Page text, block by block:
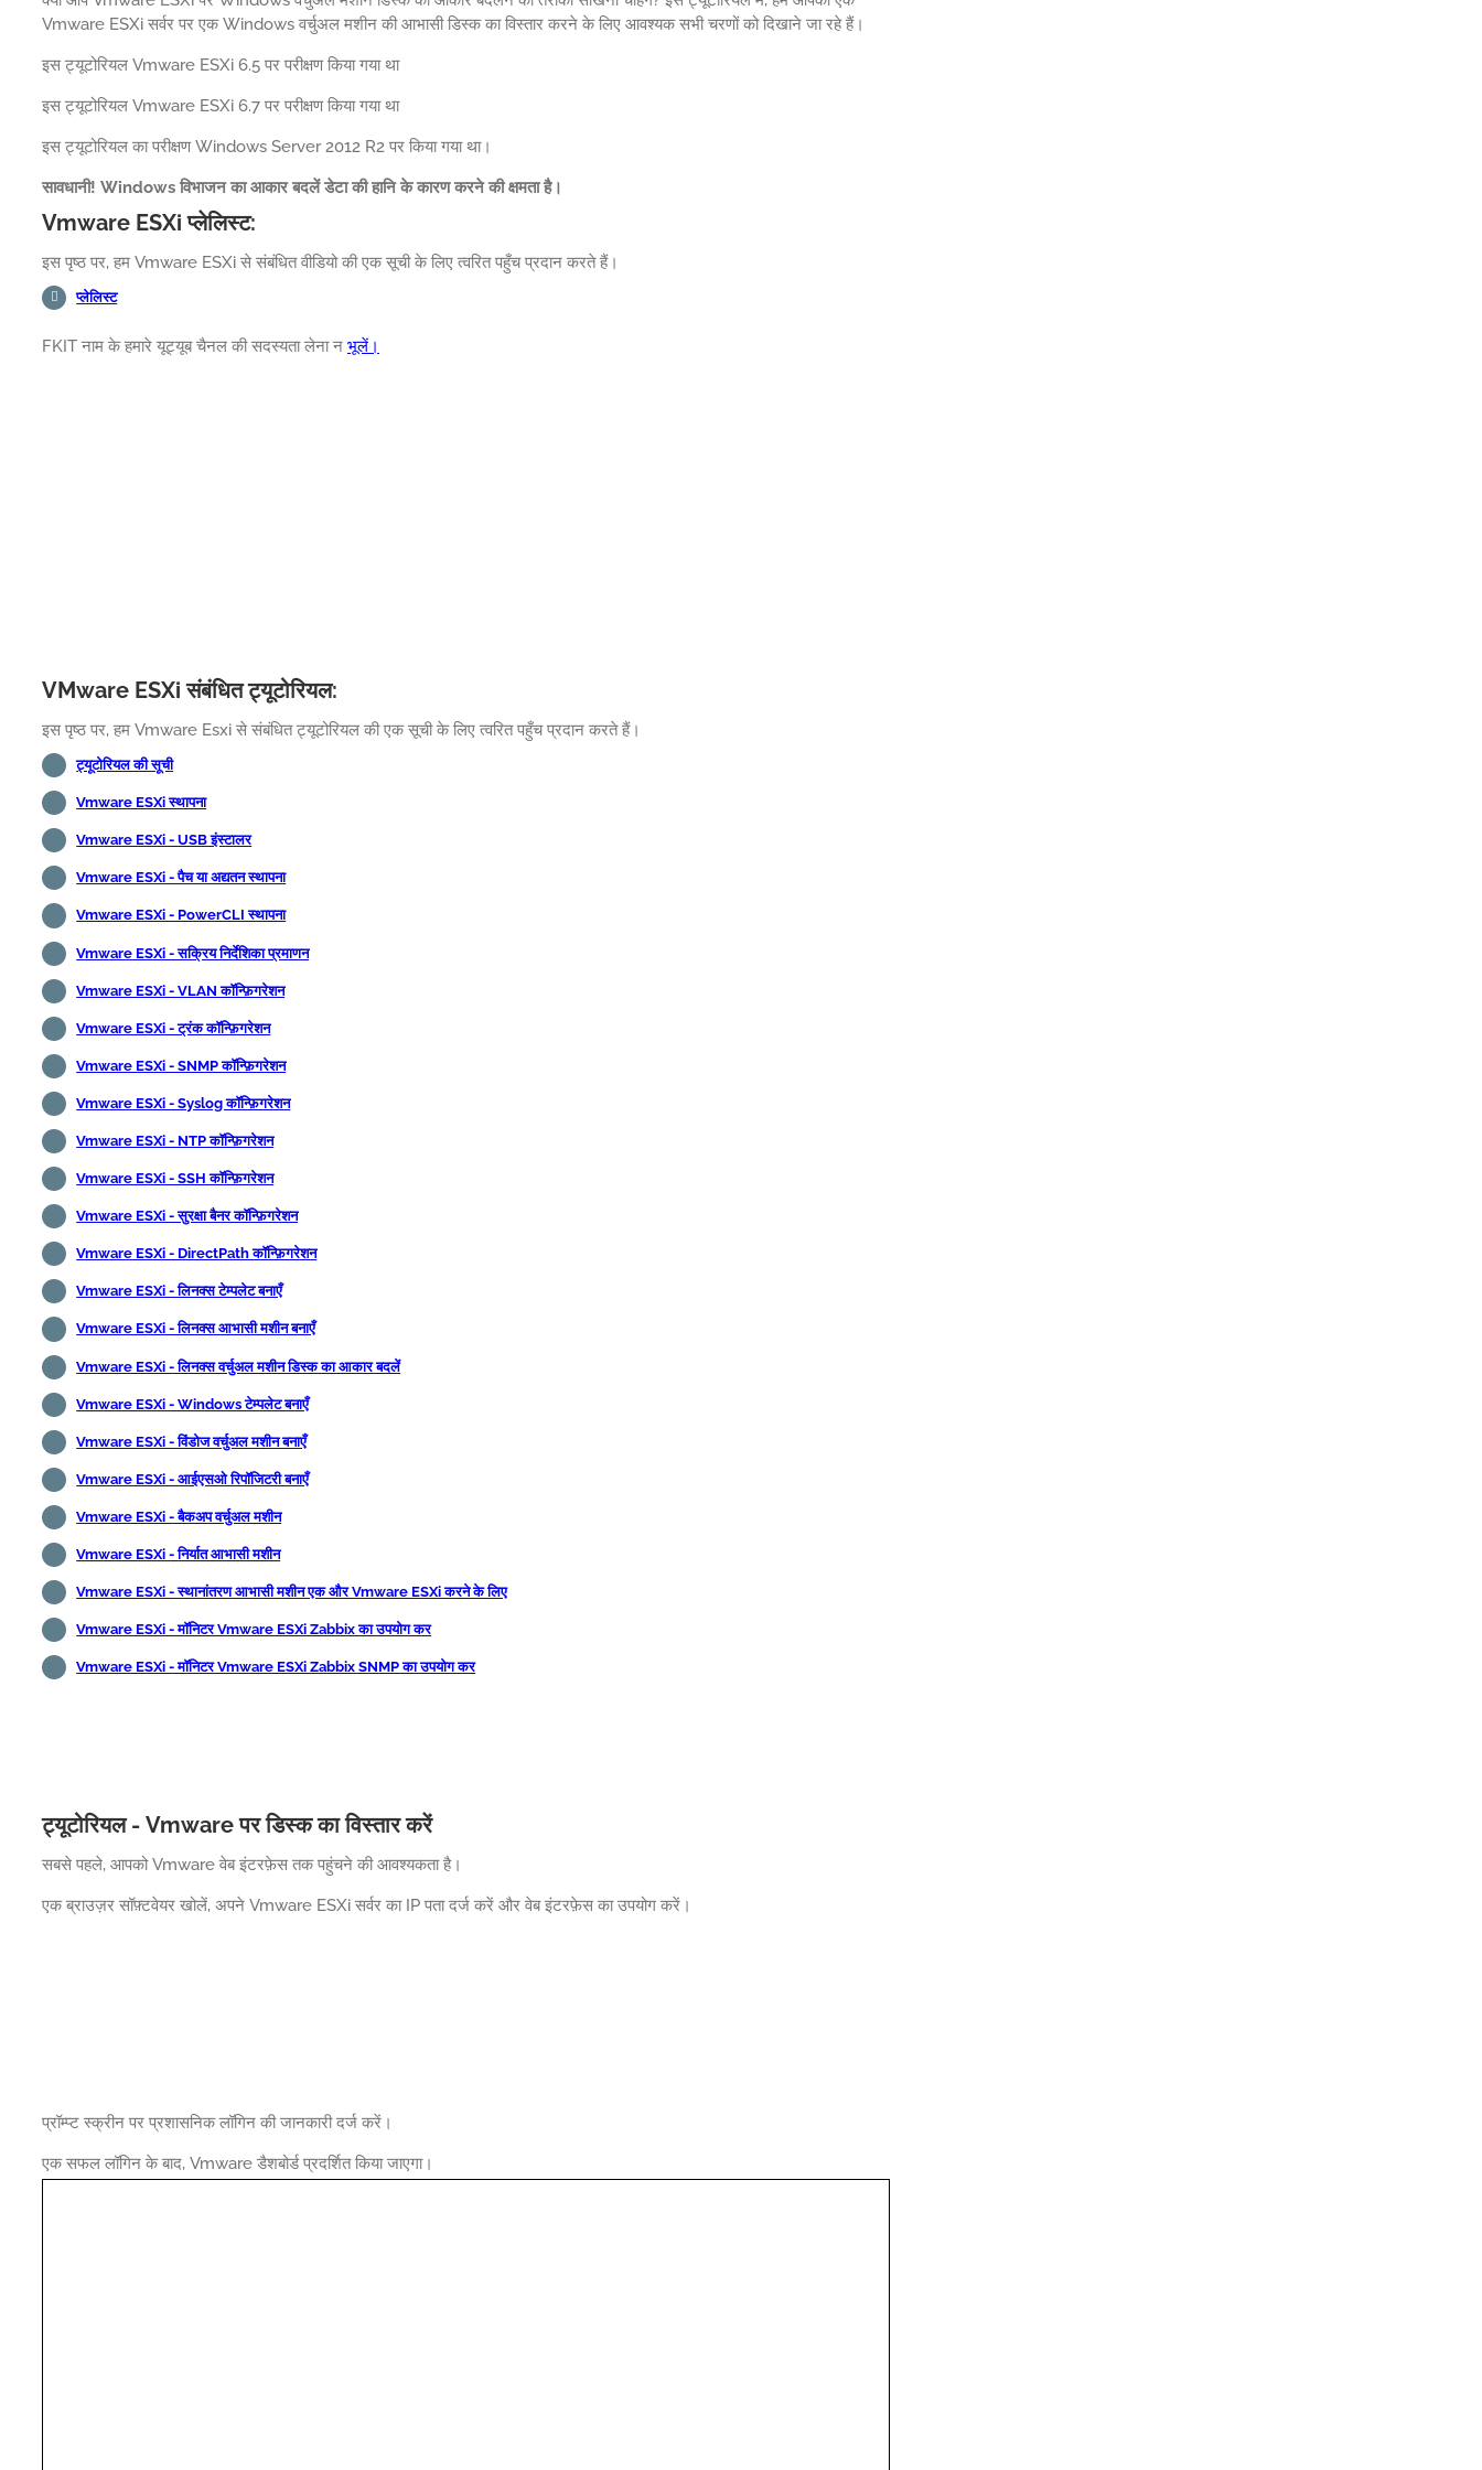
Vmware ESXi सर्वर पर एक Windows वर्चुअल मशीन की आभासी डिस्क का विस्तार करने के लिए आवश्यक सभी चरणों को दिखाने जा रहे हैं।
इस ट्यूटोरियल Vmware ESXi 6.5 पर परीक्षण किया गया था
इस ट्यूटोरियल Vmware ESXi 6.7 पर परीक्षण किया गया था
इस ट्यूटोरियल का परीक्षण Windows Server 2012 R2 पर किया गया था।
सावधानी! Windows विभाजन का आकार बदलें डेटा की हानि के कारण करने की क्षमता है।
Vmware ESXi प्लेलिस्ट:
इस पृष्ठ पर, हम Vmware ESXi से संबंधित वीडियो की एक सूची के लिए त्वरित पहुँच प्रदान करते हैं।
प्लेलिस्ट
FKIT नाम के हमारे यूट्यूब चैनल की सदस्यता लेना न भूलें।
VMware ESXi संबंधित ट्यूटोरियल:
इस पृष्ठ पर, हम Vmware Esxi से संबंधित ट्यूटोरियल की एक सूची के लिए त्वरित पहुँच प्रदान करते हैं।
ट्यूटोरियल की सूची
Vmware ESXi स्थापना
Vmware ESXi - USB इंस्टालर
Vmware ESXi - पैच या अद्यतन स्थापना
Vmware ESXi - PowerCLI स्थापना
Vmware ESXi - सक्रिय निर्देशिका प्रमाणन
Vmware ESXi - VLAN कॉन्फ़िगरेशन
Vmware ESXi - ट्रंक कॉन्फ़िगरेशन
Vmware ESXi - SNMP कॉन्फ़िगरेशन
Vmware ESXi - Syslog कॉन्फ़िगरेशन
Vmware ESXi - NTP कॉन्फ़िगरेशन
Vmware ESXi - SSH कॉन्फ़िगरेशन
Vmware ESXi - सुरक्षा बैनर कॉन्फ़िगरेशन
Vmware ESXi - DirectPath कॉन्फ़िगरेशन
Vmware ESXi - लिनक्स टेम्पलेट बनाएँ
Vmware ESXi - लिनक्स आभासी मशीन बनाएँ
Vmware ESXi - लिनक्स वर्चुअल मशीन डिस्क का आकार बदलें
Vmware ESXi - Windows टेम्पलेट बनाएँ
Vmware ESXi - विंडोज वर्चुअल मशीन बनाएँ
Vmware ESXi - आईएसओ रिपॉजिटरी बनाएँ
Vmware ESXi - बैकअप वर्चुअल मशीन
Vmware ESXi - निर्यात आभासी मशीन
Vmware ESXi - स्थानांतरण आभासी मशीन एक और Vmware ESXi करने के लिए
Vmware ESXi - मॉनिटर Vmware ESXi Zabbix का उपयोग कर
Vmware ESXi - मॉनिटर Vmware ESXi Zabbix SNMP का उपयोग कर
ट्यूटोरियल - Vmware पर डिस्क का विस्तार करें
सबसे पहले, आपको Vmware वेब इंटरफ़ेस तक पहुंचने की आवश्यकता है।
एक ब्राउज़र सॉफ़्टवेयर खोलें, अपने Vmware ESXi सर्वर का IP पता दर्ज करें और वेब इंटरफ़ेस का उपयोग करें।
प्रॉम्प्ट स्क्रीन पर प्रशासनिक लॉगिन की जानकारी दर्ज करें।
एक सफल लॉगिन के बाद, Vmware डैशबोर्ड प्रदर्शित किया जाएगा।